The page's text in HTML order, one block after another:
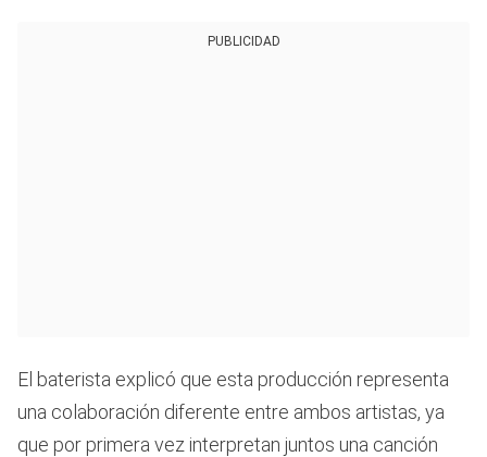
PUBLICIDAD
El baterista explicó que esta producción representa
una colaboración diferente entre ambos artistas, ya
que por primera vez interpretan juntos una canción